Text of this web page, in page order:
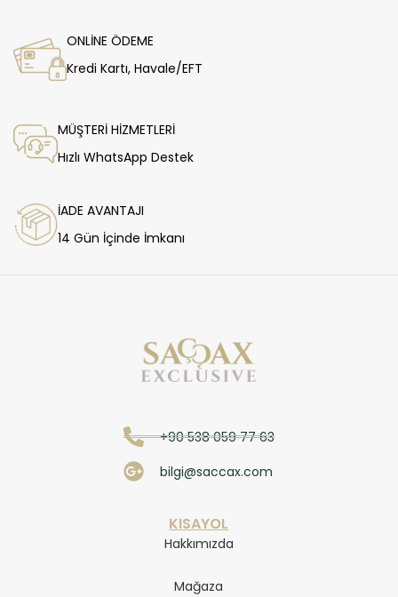
ONLİNE ÖDEME
Kredi Kartı, Havale/EFT
MÜŞTERİ HİZMETLERİ
Hızlı WhatsApp Destek
İADE AVANTAJI
14 Gün İçinde İmkanı
+90 538 059 77 63
bilgi@saccax.com
KISAYOL
Hakkımızda
Mağaza